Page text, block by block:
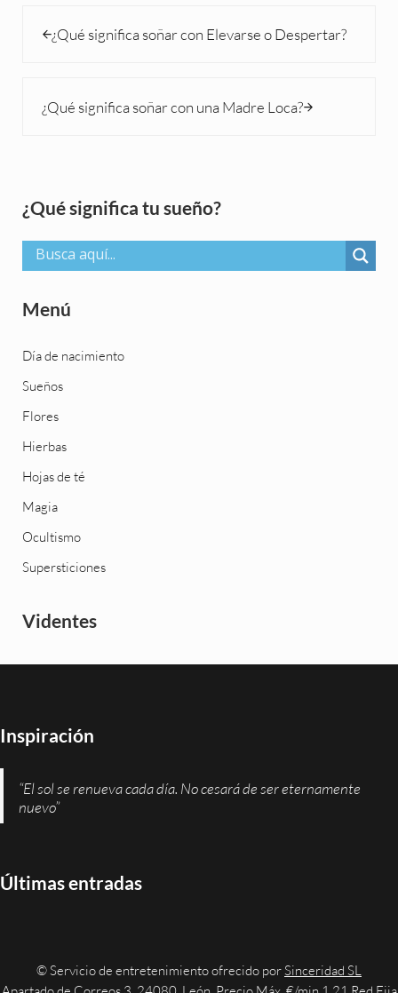
¿Qué significa soñar con Elevarse o Despertar?
¿Qué significa soñar con una Madre Loca?
Sidebar
¿Qué significa tu sueño?
Menú
Día de nacimiento
Sueños
Flores
Hierbas
Hojas de té
Magia
Ocultismo
Supersticiones
Videntes
Inspiración
“El sol se renueva cada día. No cesará de ser eternamente
nuevo”
Últimas entradas
© Servicio de entretenimiento ofrecido porSinceridad SL